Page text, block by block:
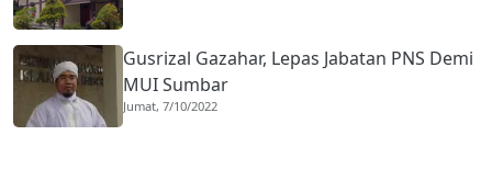
Gusrizal Gazahar, Lepas Jabatan PNS Demi
MUI Sumbar
Jumat, 7/10/2022